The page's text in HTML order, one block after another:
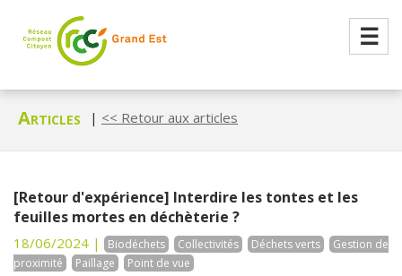
☰
Articles | << Retour aux articles
[Retour d'expérience] Interdire les tontes et les
feuilles mortes en déchèterie ?
18/06/2024 | Biodéchets Collectivités Déchets verts
Gestion de
proximité
Paillage Point de vue